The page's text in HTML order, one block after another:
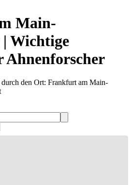
Main-
Wichtige
Ahnenforscher
den Ort: Frankfurt am Main-